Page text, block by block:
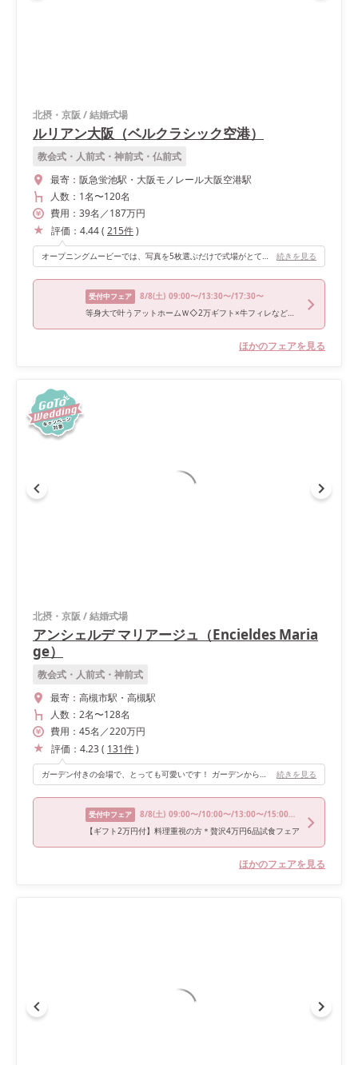
北摂・京阪 /結婚式場
ルリアン大阪（ベルクラシック空港）
教会式・人前式・神前式・仏前式
最寄： 阪急蛍池駅・大阪モノレール大阪空港駅
人数： 1名〜120名
費用： 39名 ／187万円
評価： 4.44( 215件)
オープニングムービーでは、写真を5枚選ぶだけで式場がとても可愛いオープニングムービーをつくってくれます！ 続きを見る
受付中フェア 8/8(土) 09:00〜/13:30〜/17:30〜
等身大で叶うアットホームＷ◇2万ギフト×牛フィレなど豪華試食
ほかのフェアを見る
北摂・京阪 /結婚式場
アンシェルデ マリアージュ（Encieldes Maria
ge）
教会式・人前式・神前式
最寄： 高槻市駅・高槻駅
人数： 2名〜128名
費用： 45名 ／220万円
評価： 4.23( 131件)
ガーデン付きの会場で、とっても可愛いです！ ガーデンからの光で明るい会場の雰囲気もお気に入りでした。 続きを見る
受付中フェア 8/8(土) 09:00〜/10:00〜/13:00〜/15:00〜/16:00〜
【ギフト2万円付】料理重視の方＊贅沢4万円6品試食フェア
ほかのフェアを見る